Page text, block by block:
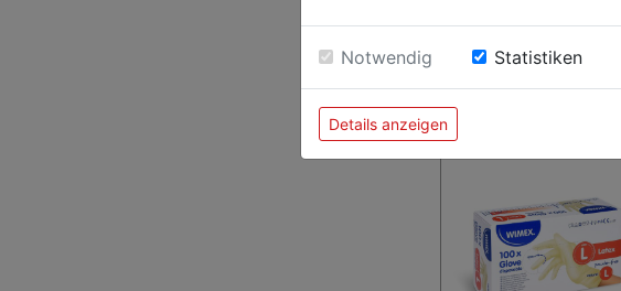
Flüssigseife mit Duft
& Birne 5L für Spender [1
€ 20,69
Notwendig Statistiken
Details anzeigen